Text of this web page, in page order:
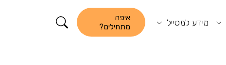
מידע למטייל
איפה
מתחילים?
קורא התוכן